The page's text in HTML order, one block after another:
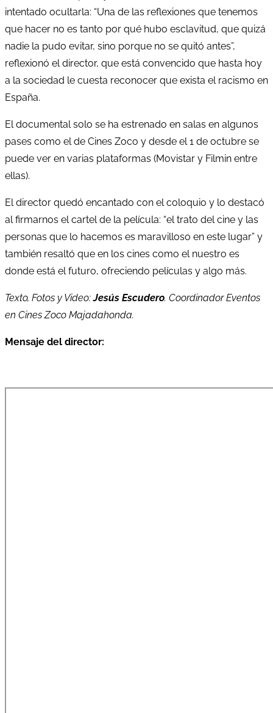
intentado ocultarla: “Una de las reflexiones que tenemos
que hacer no es tanto por qué hubo esclavitud, que quizá
nadie la pudo evitar, sino porque no se quitó antes”,
reflexionó el director, que está convencido que hasta hoy
a la sociedad le cuesta reconocer que exista el racismo en
España.
El documental solo se ha estrenado en salas en algunos
pases como el de Cines Zoco y desde el 1 de octubre se
puede ver en varias plataformas (Movistar y Filmin entre
ellas).
El director quedó encantado con el coloquio y lo destacó
al firmarnos el cartel de la película: “el trato del cine y las
personas que lo hacemos es maravilloso en este lugar” y
también resaltó que en los cines como el nuestro es
donde está el futuro, ofreciendo películas y algo más.
Texto, Fotos y Video:Jesús Escudero. Coordinador Eventos
en Cines Zoco Majadahonda.
Mensaje del director: